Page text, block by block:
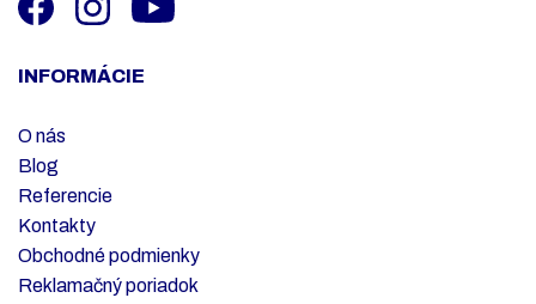
INFORMÁCIE
O nás
Blog
Referencie
Kontakty
Obchodné podmienky
Reklamačný poriadok